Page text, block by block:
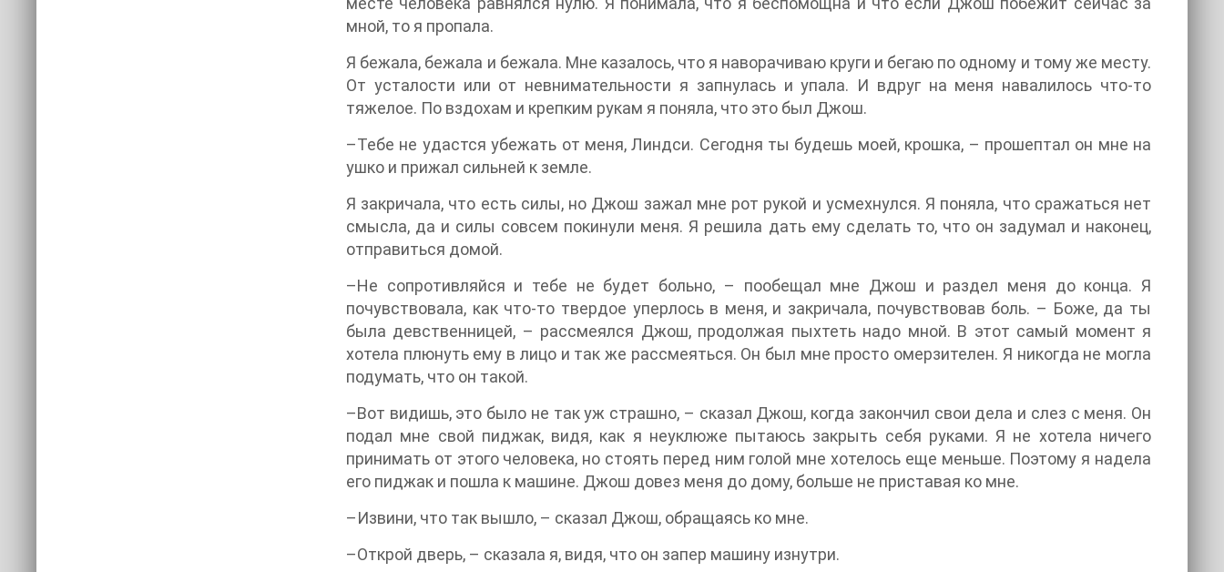
мной, то я пропала.
Я бежала, бежала и бежала. Мне казалось, что я наворачиваю круги и бегаю по одному и тому же месту.
От усталости или от невнимательности я запнулась и упала. И вдруг на меня навалилось что-то
тяжелое. По вздохам и крепким рукам я поняла, что это был Джош.
–Тебе не удастся убежать от меня, Линдси. Сегодня ты будешь моей, крошка, – прошептал он мне на
ушко и прижал сильней к земле.
Я закричала, что есть силы, но Джош зажал мне рот рукой и усмехнулся. Я поняла, что сражаться нет
смысла, да и силы совсем покинули меня. Я решила дать ему сделать то, что он задумал и наконец,
отправиться домой.
–Не сопротивляйся и тебе не будет больно, – пообещал мне Джош и раздел меня до конца. Я
почувствовала, как что-то твердое уперлось в меня, и закричала, почувствовав боль. – Боже, да ты
была девственницей, – рассмеялся Джош, продолжая пыхтеть надо мной. В этот самый момент я
хотела плюнуть ему в лицо и так же рассмеяться. Он был мне просто омерзителен. Я никогда не могла
подумать, что он такой.
–Вот видишь, это было не так уж страшно, – сказал Джош, когда закончил свои дела и слез с меня. Он
подал мне свой пиджак, видя, как я неуклюже пытаюсь закрыть себя руками. Я не хотела ничего
принимать от этого человека, но стоять перед ним голой мне хотелось еще меньше. Поэтому я надела
его пиджак и пошла к машине. Джош довез меня до дому, больше не приставая ко мне.
–Извини, что так вышло, – сказал Джош, обращаясь ко мне.
–Открой дверь, – сказала я, видя, что он запер машину изнутри.